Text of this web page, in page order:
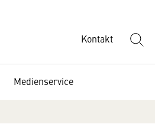
Kontakt
Medienservice